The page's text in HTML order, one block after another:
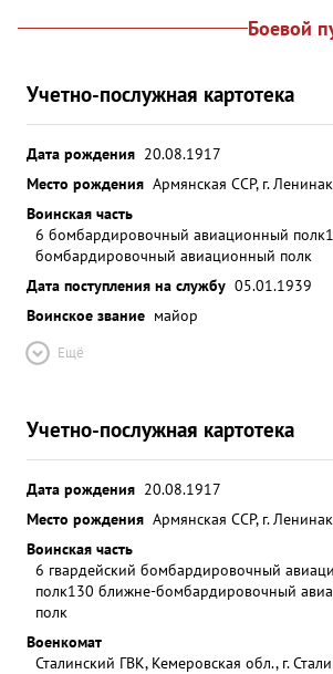
Боевой
Учетно-послужная картотека
Дата рождения 20.08.1917
Место рождения Армянская ССР, г.
Воинская часть
6 бомбардировочный авиационный полк
бомбардировочный авиационный полк
Дата поступления на службу 05.01.1939
Воинское звание майор
Ещё
Учетно-послужная картотека
Дата рождения 20.08.1917
Место рождения Армянская ССР, г.
Воинская часть
6 гвардейский бомбардировочный
полк130 ближне-бомбардировочный
полк
Военкомат
Сталинский ГВК, Кемеровская обл., г.